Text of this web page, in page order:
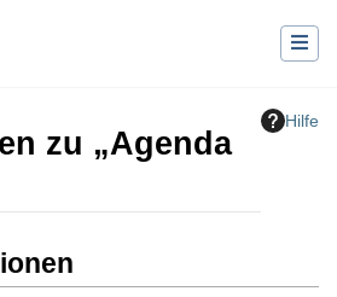
Hilfe
zu „Agenda